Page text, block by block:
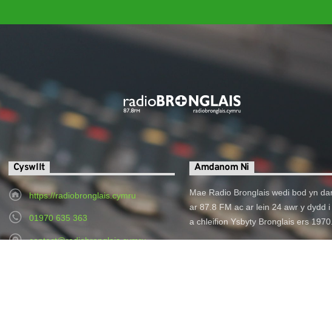
Cyswllt
https://radiobronglais.cymru
01970 635 363
contact@radiobronglais.cymru
Amdanom Ni
Mae Radio Bronglais wedi bod yn
ar 87.8 FM ac ar lein 24 awr y dydd i
a chleifion Ysbyty Bronglais ers 1970.